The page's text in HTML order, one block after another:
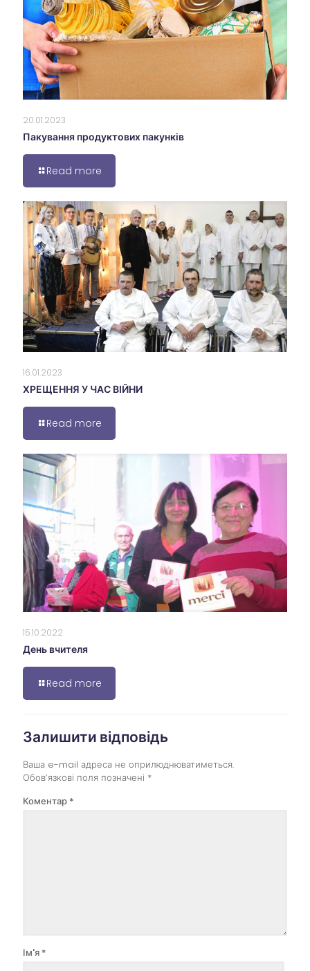
20.01.2023
Пакування продуктових пакунків
Read more
16.01.2023
ХРЕЩЕННЯ У ЧАС ВІЙНИ
Read more
15.10.2022
День вчителя
Read more
Залишити відповідь
Ваша e-mail адреса не оприлюднюватиметься.
Обов’язкові поля позначені *
Коментар *
Ім'я *